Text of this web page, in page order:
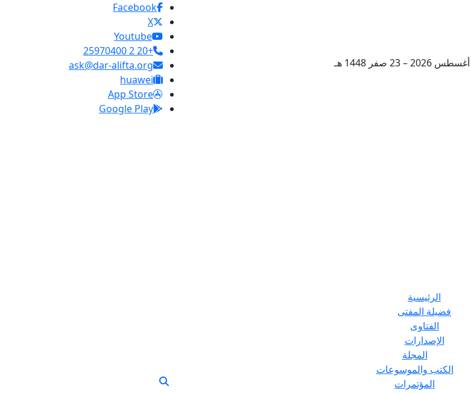
Facebook
X
Youtube
+20 2 25970400
ask@dar-alifta.org
huawei
App Store
Google Play
الرئيسية
فضيلة المفتى
الفتاوى
الإصدارات
المجلة
الكتب والموسوعات
المؤتمرات